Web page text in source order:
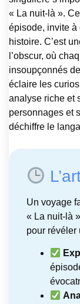
« La nuit-là ».
épisode, invite à
histoire. C’est
l’obscur, où
insoupçonnés
éclaire les
analyse riche et
personnages et
déchiffre le
Un voyage
« La nuit-là
pour révéler